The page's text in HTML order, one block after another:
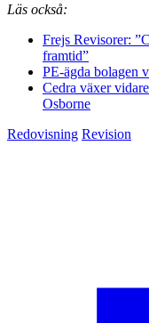
Läs också:
Frejs Revisorer:
framtid”
PE-ägda bolagen
Cedra växer
Osborne
Redovisning Revision